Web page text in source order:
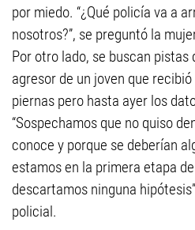
por miedo. “¿Qué policía va a
nosotros?”, se preguntó la
Por otro lado, se buscan pistas
agresor de un joven que
piernas pero hasta ayer los
“Sospechamos que no quiso
conoce y porque se deberían
estamos en la primera etapa
descartamos ninguna
policial.